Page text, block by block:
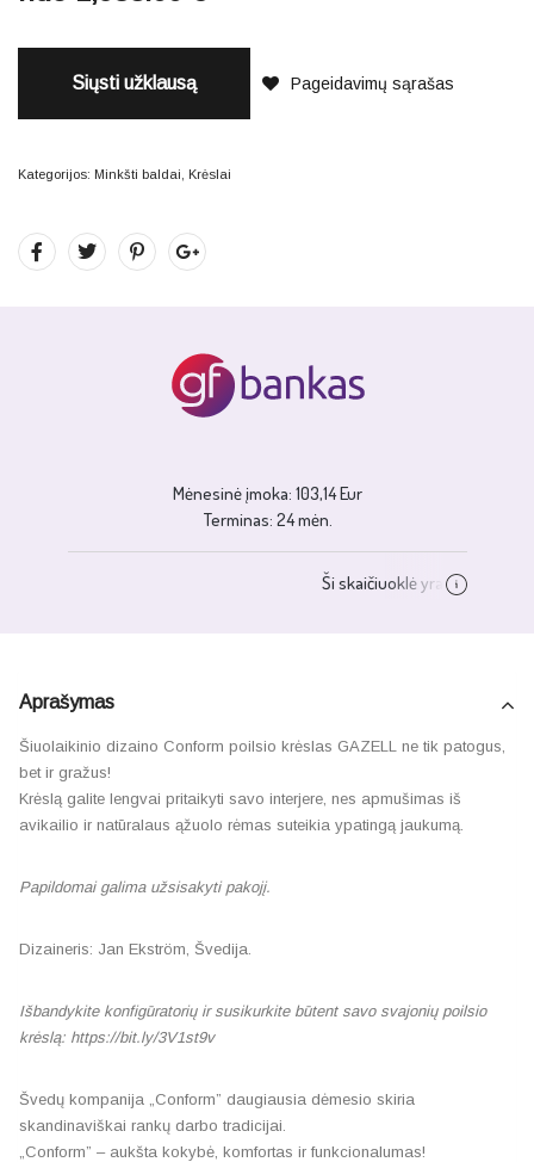
Siųsti užklausą Pageidavimų sąrašas
Kategorijos: Minkšti baldai Krėslai
Aprašymas
Šiuolaikinio dizaino Conform poilsio krėslas GAZELL ne tik patogus,
bet ir gražus!
Krėslą galite lengvai pritaikyti savo interjere, nes apmušimas iš
avikailio ir natūralaus ąžuolo rėmas suteikia ypatingą jaukumą.
Papildomai galima užsisakyti pakojį.
Dizaineris: Jan Ekström, Švedija.
Išbandykite konfigūratorių ir susikurkite būtent savo svajonių poilsio
krėslą: https://bit.ly/3V1st9v
Švedų kompanija „Conform” daugiausia dėmesio skiria
skandinaviškai rankų darbo tradicijai.
„Conform” – aukšta kokybė, komfortas ir funkcionalumas!